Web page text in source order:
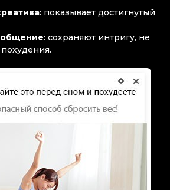
: показывает достигнутый
: сохраняют интригу, не